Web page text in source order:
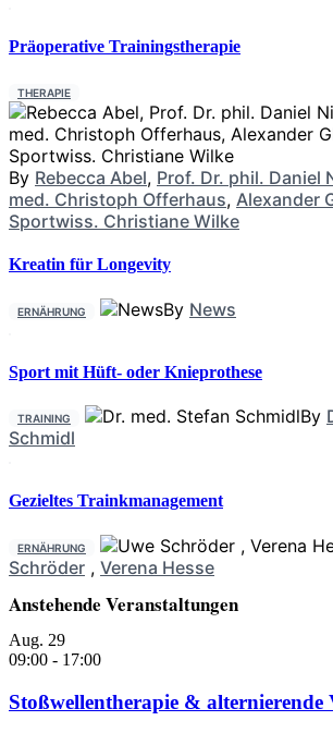
Präoperative Trainingstherapie
THERAPIE
By Rebecca Abel, Prof. Dr. phil. Daniel
med. Christoph Offerhaus, Alexander
Sportwiss. Christiane Wilke
Kreatin für Longevity
ERNÄHRUNG By News
Sport mit Hüft- oder Knieprothese
TRAINING By
Schmidl
Gezieltes Trainkmanagement
ERNÄHRUNG
Schröder , Verena Hesse
Anstehende Veranstaltungen
Aug. 29
09:00 - 17:00
Stoßwellentherapie & alternierende